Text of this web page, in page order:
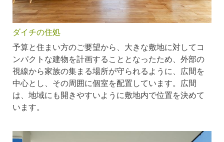
ダイチの住処
予算と住まい方のご要望から、大きな敷地に対してコ
ンパクトな建物を計画することとなったため、外部の
視線から家族の集まる場所が守られるように、広間を
中心とし、その周囲に個室を配置しています。広間
は、地域にも開きやすいように敷地内で位置を決めて
います。